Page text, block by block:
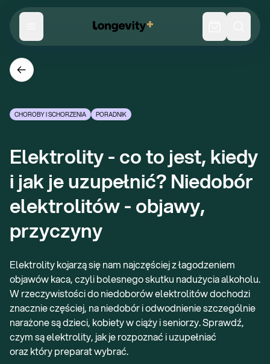
CHOROBY I SCHORZENIA PORADNIK
Elektrolity - co to jest, kiedy
i jak je uzupełnić? Niedobór
elektrolitów - objawy,
przyczyny
Elektrolity kojarzą się nam najczęściej z łagodzeniem
objawów kaca, czyli bolesnego skutku nadużycia alkoholu.
W rzeczywistości do niedoborów elektrolitów dochodzi
znacznie częściej, na niedobór i odwodnienie szczególnie
narażone są dzieci, kobiety w ciąży i seniorzy. Sprawdź,
czym są elektrolity, jak je rozpoznać i uzupełniać
oraz który preparat wybrać.